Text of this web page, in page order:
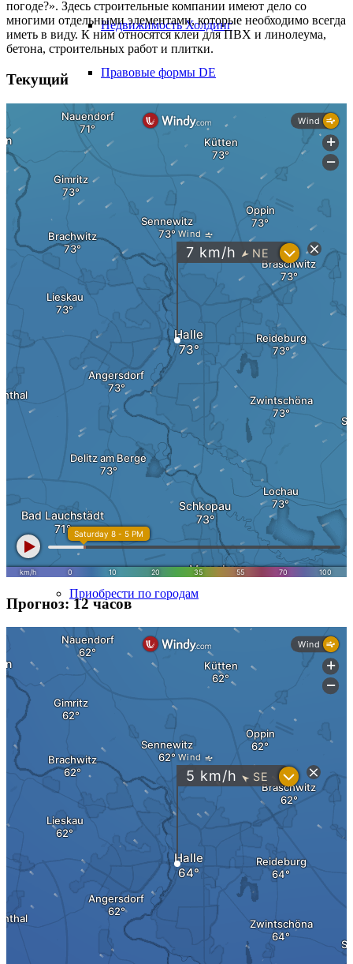
Недвижимость Холдинг
Правовые формы DE
Разные формы бизнеса в США
Недвижимость Налоги ДЕ
Недвижимость налоги США
Холдинг и привилегия упаковки
Наследие & Наследственное имущество
Наследственный налог 1,5%
Приобрести напрямую
Приобрести по городам
Продать в Берлине
Продать в Гамбурге
Продать в Мюнхене
Продать в Кельне
Продать Дюссельдорф
Продать в Франкфурте
погоде?». Здесь строительные компании имеют дело со
многими отдельными элементами, которые необходимо всегда
иметь в виду. К ним относятся клеи для ПВХ и линолеума,
бетона, строительных работ и плитки.
Текущий
Прогноз: 12 часов